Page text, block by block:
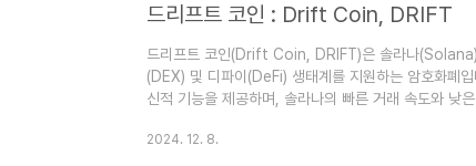
드리프트 코인 : Drift Coin, DRIFT
드리프트 코인(Drift Coin, DRIFT)은 솔라나(Solana)
(DEX) 및 디파이(DeFi) 생태계를 지원하는 암호화폐
신적 기능을 제공하며, 솔라나의 빠른 거래 속도와 낮
성을 강화합니다. 이는 특히 고속 거래가 필요한 트레
2024. 12. 8.